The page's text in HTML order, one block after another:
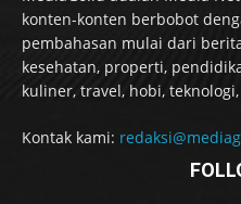
konten-konten berbobot
pembahasan mulai dari
kesehatan, properti,
kuliner, travel, hobi,
Kontak kami: